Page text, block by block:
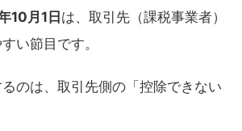
10月1日 は、取引先（課税事業者）
い節目です。
のは、取引先側の「控除できない